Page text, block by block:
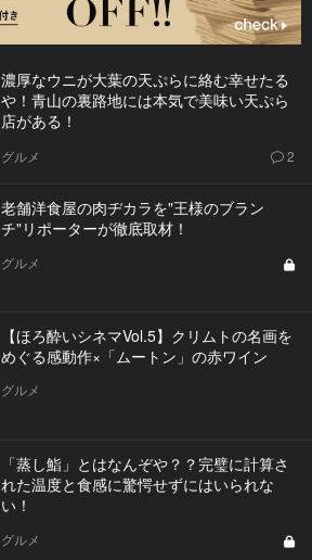
濃厚なウニが大葉の天ぷらに絡む幸せたる
や！青山の裏路地には本気で美味い天ぷら
店がある！
グルメ 2
老舗洋食屋の肉ヂカラを"王様のブラン
チ"リポーターが徹底取材！
グルメ
【ほろ酔いシネマVol.5】クリムトの名画を
めぐる感動作×「ムートン」の赤ワイン
グルメ
「蒸し鮨」とはなんぞや？？完璧に計算さ
れた温度と食感に驚愕せずにはいられな
い！
グルメ